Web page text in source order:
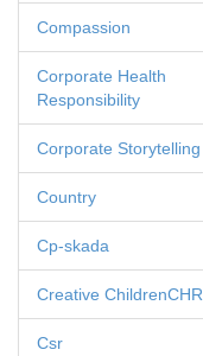
Compassion
Corporate Health
Responsibility
Corporate Storytelling
Country
Cp-skada
Creative ChildrenCHR
Csr